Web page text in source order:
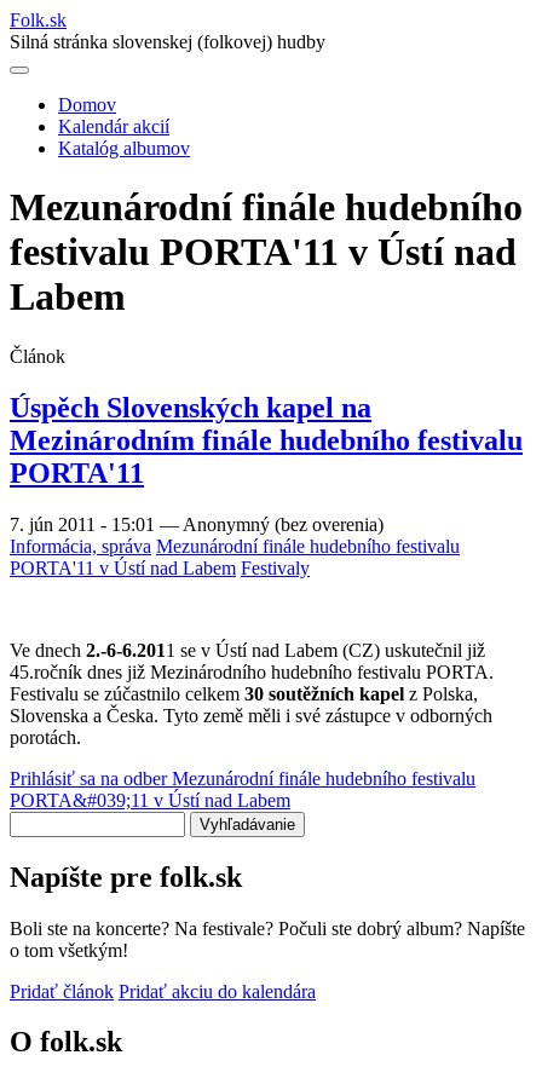
Folk.sk
Silná stránka slovenskej (folkovej) hudby
Main
navigation
Domov
Kalendár akcií
Katalóg albumov
Mezunárodní finále hudebního
festivalu PORTA'11 v Ústí nad
Labem
Článok
Úspěch Slovenských kapel na
Mezinárodním finále hudebního festivalu
PORTA'11
7. jún 2011 - 15:01 — Anonymný (bez overenia)
Informácia, správa Mezunárodní finále hudebního festivalu
PORTA'11 v Ústí nad Labem Festivaly
Ve dnech 2.-6-6.2011 se v Ústí nad Labem (CZ) uskutečnil již
45.ročník dnes již Mezinárodního hudebního festivalu PORTA.
Festivalu se zúčastnilo celkem 30 soutěžních kapel z Polska,
Slovenska a Česka. Tyto země měli i své zástupce v odborných
porotách.
Prihlásiť sa na odber Mezunárodní finále hudebního festivalu
PORTA&#039;11 v Ústí nad Labem
Napíšte pre folk.sk
Boli ste na koncerte? Na festivale? Počuli ste dobrý album? Napíšte
o tom všetkým!
Pridať článok Pridať akciu do kalendára
O folk.sk